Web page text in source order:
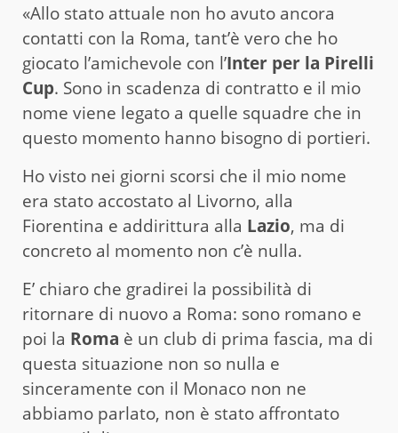
«Allo stato attuale non ho avuto ancora
contatti con la Roma, tant’è vero che ho
giocato l’amichevole con l’Inter per la Pirelli
Cup. Sono in scadenza di contratto e il mio
nome viene legato a quelle squadre che in
questo momento hanno bisogno di portieri.
Ho visto nei giorni scorsi che il mio nome
era stato accostato al Livorno, alla
Fiorentina e addirittura alla Lazio, ma di
concreto al momento non c’è nulla.
E’ chiaro che gradirei la possibilità di
ritornare di nuovo a Roma: sono romano e
poi la Roma è un club di prima fascia, ma di
questa situazione non so nulla e
sinceramente con il Monaco non ne
abbiamo parlato, non è stato affrontato